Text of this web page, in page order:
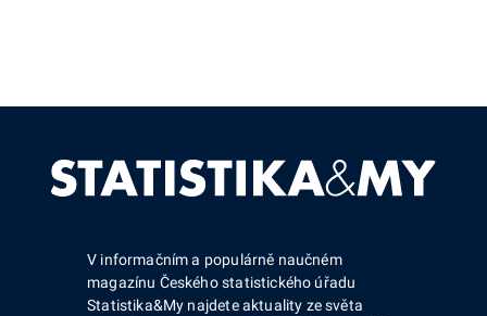
V informačním a populárně naučném
magazínu Českého statistického úřadu
Statistika&My najdete aktuality ze světa